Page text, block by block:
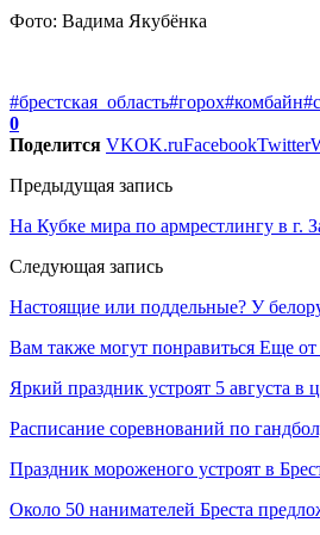
Фото: Вадима Якубёнка
#брестская_область#горох#комбайн
0
Поделится VKOK.ruFacebookTwitter
Предыдущая запись
На Кубке мира по армрестлингу в г.
Следующая запись
Настоящие или поддельные? У
Вам также могут понравиться Еще от
Яркий праздник устроят 5 августа
Расписание соревнований по
Праздник мороженого устроят в
Около 50 нанимателей Бреста